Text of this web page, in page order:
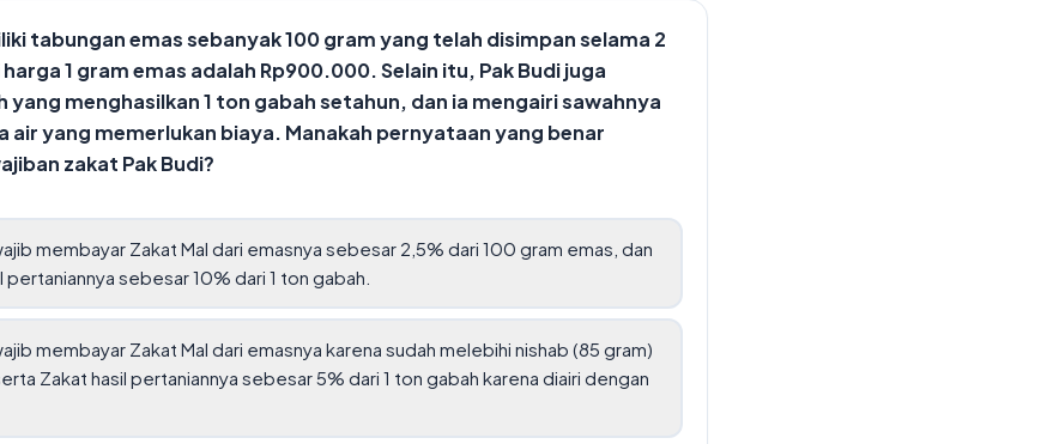
tabungan emas sebanyak 100 gram yang telah disimpan selama 2
1 gram emas adalah Rp900.000. Selain itu, Pak Budi juga
yang menghasilkan 1 ton gabah setahun, dan ia mengairi sawahnya
air yang memerlukan biaya. Manakah pernyataan yang benar
zakat Pak Budi?
membayar Zakat Mal dari emasnya sebesar 2,5% dari 100 gram emas, dan
pertaniannya sebesar 10% dari 1 ton gabah.
membayar Zakat Mal dari emasnya karena sudah melebihi nishab (85 gram)
Zakat hasil pertaniannya sebesar 5% dari 1 ton gabah karena diairi dengan